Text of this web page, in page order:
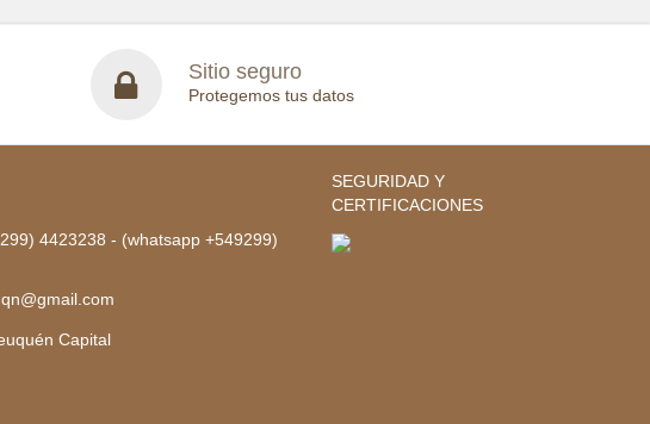
Sitio seguro
Protegemos tus datos
4423238 - (whatsapp +549299)
Capital
SEGURIDAD Y
CERTIFICACIONES